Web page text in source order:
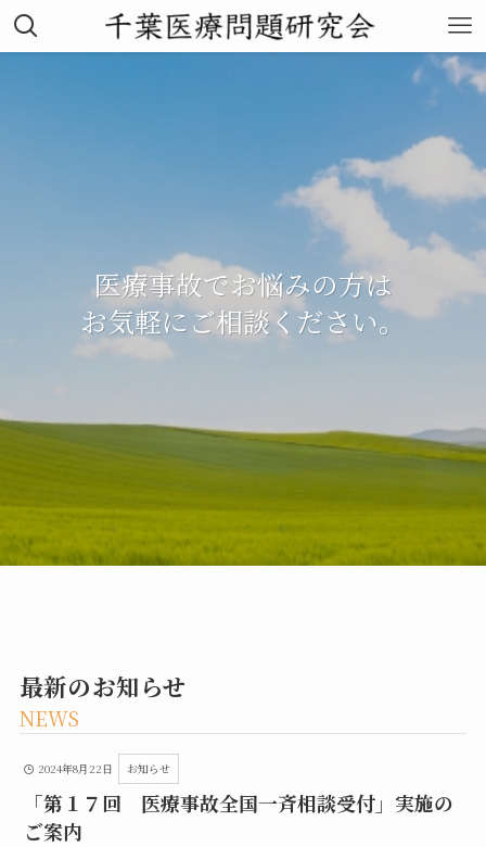
医療事故でお悩みの方は
お気軽にご相談ください。
最新のお知らせ
NEWS
2024年8月22日 お知らせ
「第１７回 医療事故全国一斉相談受付」実施の
ご案内